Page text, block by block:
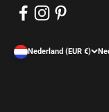
Nederland (EUR €)